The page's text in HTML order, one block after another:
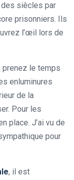
siècles par
prisonniers. Ils
l’œil lors de
prenez le temps
enluminures
de la
Pour les
place. J’ai vu de
pour
, il est